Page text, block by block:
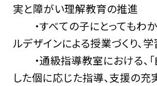
実と障がい理解教育の推進
・すべての子にとってもわ
ルデザインによる授業づくり、
・通級指導教室における、「
した個に応じた指導、支援の充